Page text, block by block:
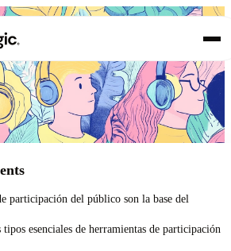
uso
nosotros
participación del público son la base del
esenciales de herramientas de participación